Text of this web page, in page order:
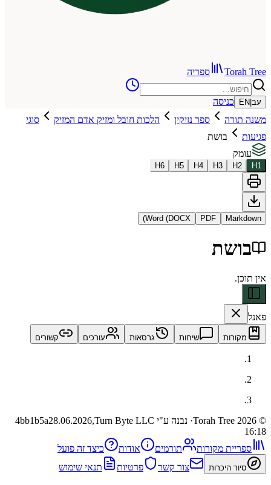
ספריה
כניסה
ספר נזיקין הלכות חובל ומזיק אדם המזיק
סוגי
בושת
H3
H4
H5
H6
PDF
Word (DOCX)
שיחות גרסאות עורכים קשורים
· נבנה ע"י Turn Byte LLC 4bb1b5a28.06.2026,
מקורות תורמים אודות כיצד זה פועל
היכרות צור קשר פרטיות תנאי שימוש